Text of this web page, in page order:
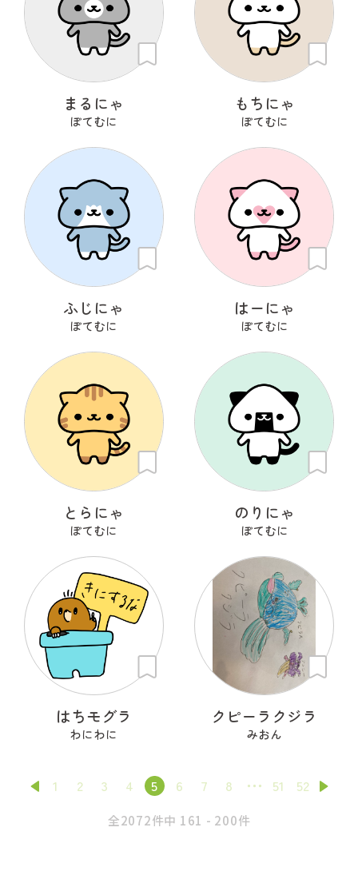
まるにゃ
ぽてむに
もちにゃ
ぽてむに
ふじにゃ
ぽてむに
はーにゃ
ぽてむに
とらにゃ
ぽてむに
のりにゃ
ぽてむに
はちモグラ
わにわに
クピーラクジラ
みおん
1 2 3 4 5 6 7 8 51 52
全2072件中 161 - 200件